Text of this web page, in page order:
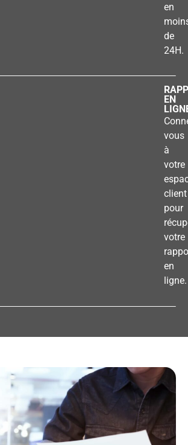
en
de
24H.
EN
vous
à
votre
client
pour
votre
en
ligne.